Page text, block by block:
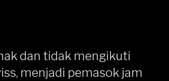
dan tidak mengikuti
menjadi pemasok jam